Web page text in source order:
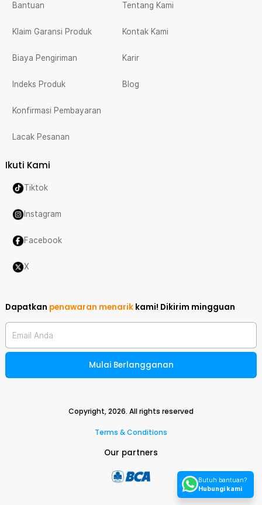
Bantuan
Klaim Garansi Produk
Biaya Pengiriman
Indeks Produk
Konfirmasi Pembayaran
Lacak Pesanan
Tentang Kami
Kontak Kami
Karir
Blog
Ikuti Kami
Tiktok
Instagram
Facebook
X
Dapatkan penawaran menarik kami! Dikirim mingguan
Email Anda
Mulai Berlangganan
Copyright,2026. All rights reserved
Terms & Conditions
Our partners
Butuh bantuan?
Hubungi kami